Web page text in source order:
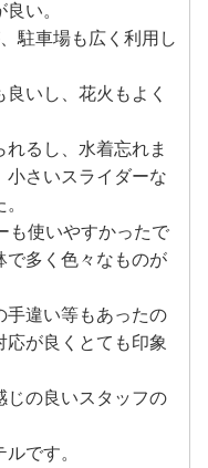
い。
駐車場も広く利用し
いし、花火もよく
るし、水着忘れま
小さいスライダーな
も使いやすかったで
で多く色々なものが
手違い等もあったの
応が良くとても印象
じの良いスタッフの
です。